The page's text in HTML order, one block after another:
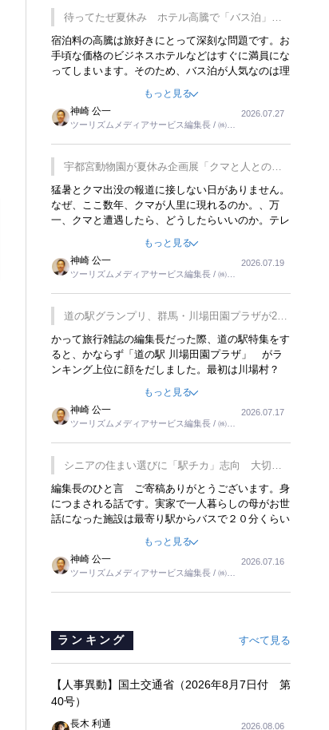
待ってたぜ夏休み ホテル高騰で「バス泊」人
気
宿泊料の高騰は旅好きにとって深刻な問題です。お
手頃な価格のビジネスホテルなどはすぐに満員にな
ってしまいます。そのため、バス泊が人気なのは理
行をした時は、移動はグレイハウンドバスでした。
夕方から夜の便を利用してホテル代を浮かせていま
した。ただし、若いからできたことです。若い人が
夜行バスで京都に行った、青森に行ったと聞くと、
疲れが残らないのかなと思ってしまいます。
もっと見る
神崎 公一
ツーリズムメディアサービス編集長 / ㈱ツ
2026.07.27
宇都宮動物園が夏休み企画展「クマと人との距
離」を7月20日から開催
猛暑とクマ出没の報道に接しない日がありません。
なぜ、ここ数年、クマが人里に現れるのか。、万
一、クマと遭遇したら、どうしたらいいのか。テレ
るなんてことは、冗談でもいえません。そんな中
で、この企画展はタイムリーですね。
もっと見る
神崎 公一
ツーリズムメディアサービス編集長 / ㈱ツ
2026.07.19
道の駅グランプリ、群馬・川場田園プラザが2連
覇
かって旅行雑誌の編集長だった際、道の駅特集をす
ると、かならず「道の駅 川場田園プラザ」 がラ
ンキング上位に顔をだしました。最初は川場村？
れ永井 彰一社長にインタビューしたら、興味深い
話が次々が飛び出しました。プレゼンも巧みで、今
でも思い出すことが２つあります。一つは、従業員
に東京ディズニーランドを見学させ、サービス業、
接客業の何かを理解してもらっていることです。
もう一つは1800円もするプレミアムヨーグルトを
販売するにあたり、社内に懸念もあったそうです。
永井社長は、駐車場に都内ナンバーの高級外車が停
まっていることに目をつけ、高級商品でも売れると
確信したそうです。今回の記事を懐かしく読みまし
もっと見る
神崎 公一
ツーリズムメディアサービス編集長 / ㈱ツ
2026.07.17
シニアの住まい選びに「駅チカ」志向 大切な
のは出かけたくなる暮らし
編集長のひと言 ご寄稿ありがとうございます。身
につまされる話です。実家で一人暮らしの母がお世
話になった施設は最寄り駅からバスで２０分くらい
りました。母の住まいから近いという理由で、その
施設を選択したのですが、私と妹にとっては、半日
仕事ででした。シニアの住まい選びは、当人だけで
はなく、世話をする家族の足の便も考えない外池な
もっと見る
神崎 公一
ツーリズムメディアサービス編集長 / ㈱ツ
2026.07.16
ランキング すべて見る
【人事異動】国土交通省（2026年8月7日付 第
40号）
長木 利通 2026.08.06